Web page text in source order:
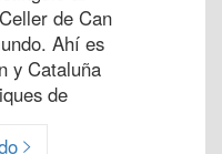
de Can
Ahí es
y Cataluña
de